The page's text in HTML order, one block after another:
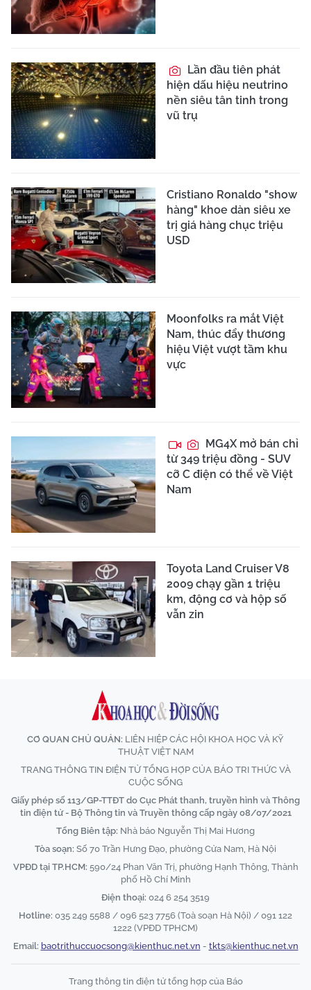
Lần đầu tiên phát
hiện dấu hiệu neutrino
nền siêu tân tinh trong
vũ trụ
Cristiano Ronaldo "show
hàng" khoe dàn siêu xe
trị giá hàng chục triệu
USD
Moonfolks ra mắt Việt
Nam, thúc đẩy thương
hiệu Việt vượt tầm khu
vực
MG4X mở bán chỉ
từ 349 triệu đồng - SUV
cỡ C điện có thể về Việt
Nam
Toyota Land Cruiser V8
2009 chạy gần 1 triệu
km, động cơ và hộp số
vẫn zin
CƠ QUAN CHỦ QUẢN: LIÊN HIỆP CÁC HỘI KHOA HỌC VÀ KỸ
THUẬT VIỆT NAM
TRANG THÔNG TIN ĐIỆN TỬ TỔNG HỢP CỦA BÁO TRI THỨC VÀ
CUỘC SỐNG
Giấy phép số 113/GP-TTĐT do Cục Phát thanh, truyền hình và Thông
tin điện tử - Bộ Thông tin và Truyền thông cấp ngày 08/07/2021
Tổng Biên tập: Nhà báo Nguyễn Thị Mai Hương
Tòa soạn: Số 70 Trần Hưng Đạo, phường Cửa Nam, Hà Nội
VPĐD tại TP.HCM: 590/24 Phan Văn Trị, phường Hạnh Thông, Thành
phố Hồ Chí Minh
Điện thoại: 024 6 254 3519
Hotline: 035 249 5588 / 096 523 7756 (Toà soạn Hà Nội) / 091 122
1222 (VPĐD TPHCM)
Email: baotrithuccuocsong@kienthuc.net.vn - tkts@kienthuc.net.vn
Trang thông tin điện tử tổng hợp của Báo